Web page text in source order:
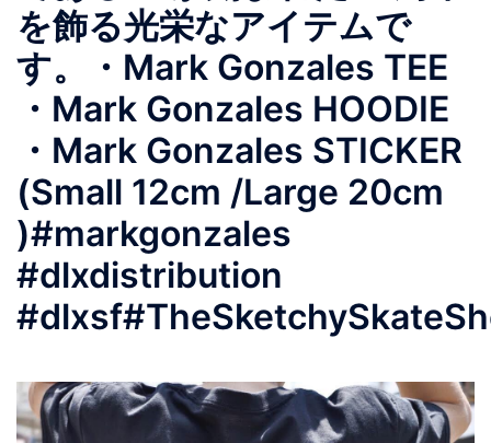
を飾る光栄なアイテムで
す。 ・Mark Gonzales TEE
・Mark Gonzales HOODIE
・Mark Gonzales STICKER
(Small 12cm /Large 20cm
) #markgonzales
#dlxdistribution
#dlxsf